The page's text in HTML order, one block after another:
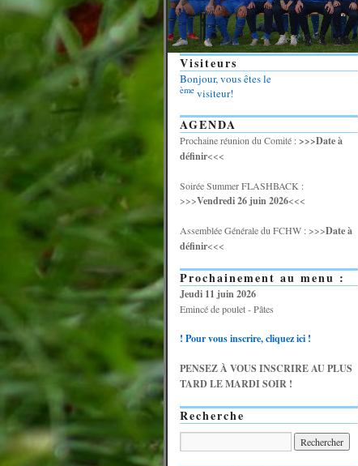
Visiteurs
Bonjour, vous êtes le
ème visiteur!
AGENDA
Prochaine réunion du Comité :>>>Date à
définir<<<
Soirée Summer FLASHBACK :
>>>Vendredi 26 juin 2026<<<
Assemblée Générale du FCHW : >>>Date à
définir<<<
Prochainement au menu :
Jeudi 11 juin 2026
Emincé de poulet - Pâtes
! Pour vous inscrire, cliquez ici !
PENSEZ À VOUS INSCRIRE AU PLUS
TARD LE MARDI SOIR !
Recherche